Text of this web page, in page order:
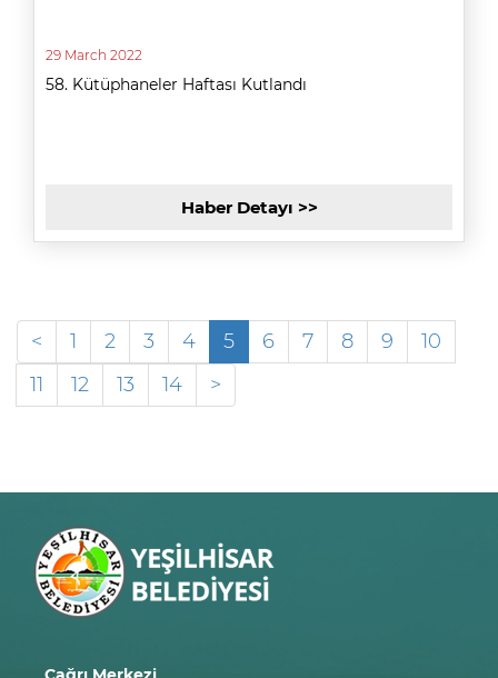
29 March 2022
58. Kütüphaneler Haftası Kutlandı
Haber Detayı >>
< 1 2 3 4 5 6 7 8 9
10
11
12 13 14 >